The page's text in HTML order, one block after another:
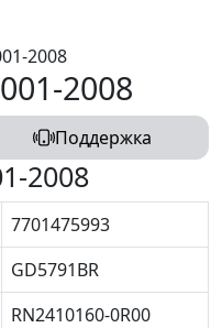
2008
2008
Поддержка
2008
7701475993
GD5791BR
RN2410160-0R00